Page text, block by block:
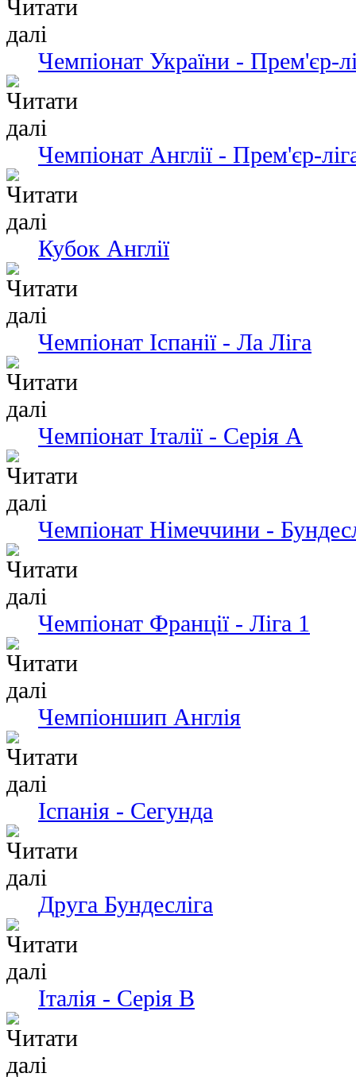
Чемпіонат України - Прем'єр-
Чемпіонат Англії - Прем'єр-
Кубок Англії
Чемпiонат Іспанії - Ла Ліга
Чемпіонат Італії - Серія А
Чемпіонат Німеччини -
Чемпіонат Франції - Ліга 1
Чемпіоншип Англія
Іспанія - Сегунда
Друга Бундесліга
Італія - Серія В